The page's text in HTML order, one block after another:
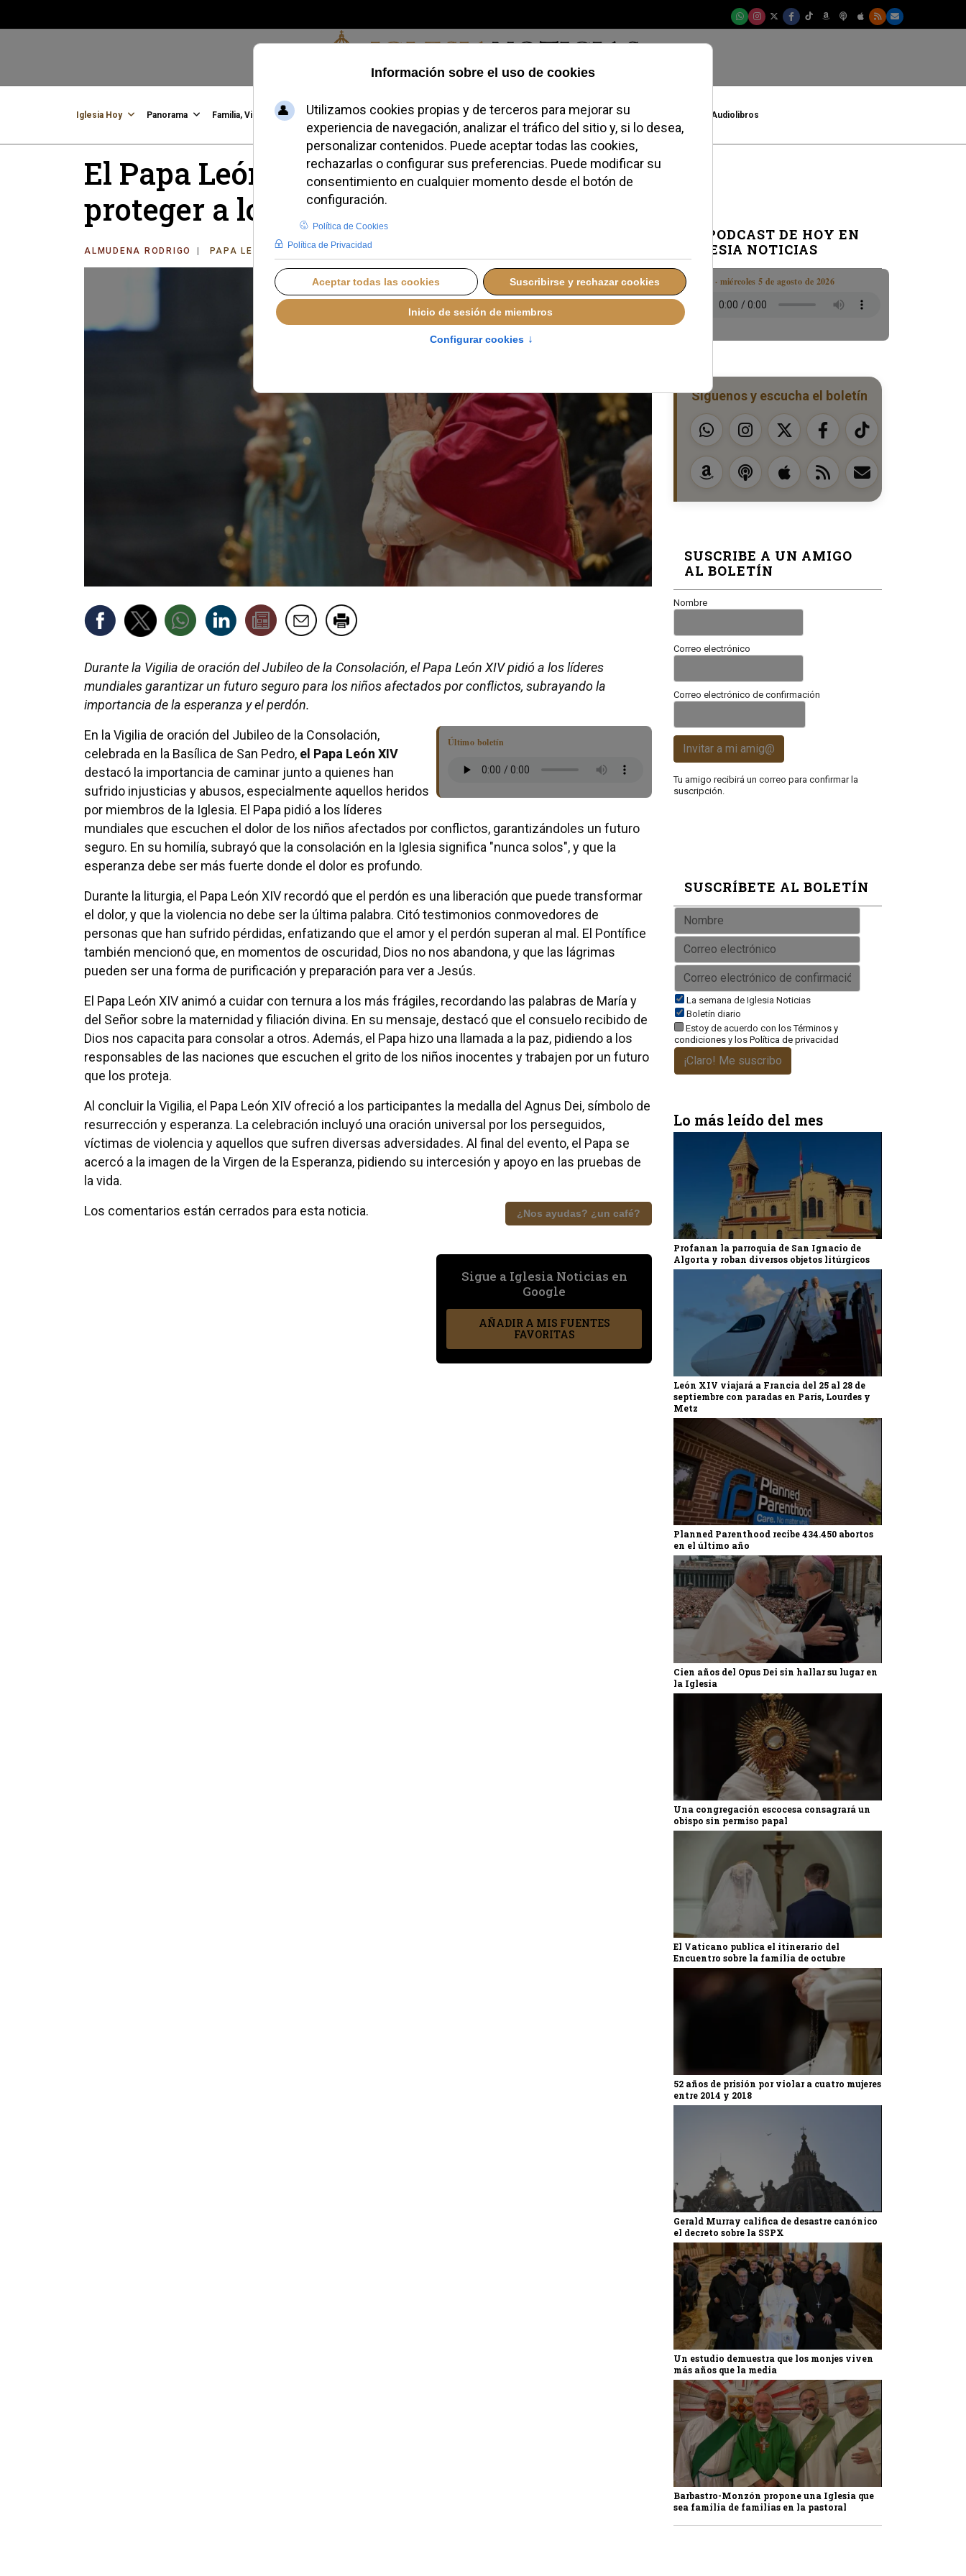
Jueves, 06 de agosto de 2026
Iglesia Hoy Panorama Familia, Vida, Identidad Credofobiómetro Blogs Temas Buscar #JovenesConFe Podcast Audiolibros
El Papa León XIV pide a los líderes
proteger a los niños en los conflictos
ALMUDENA RODRIGO PAPA LEÓN XIV LUNES, 15 SEPTIEMBRE 2025 19:04
Durante la Vigilia de oración del Jubileo de la Consolación, el Papa León XIV pidió a los líderes
mundiales garantizar un futuro seguro para los niños afectados por conflictos, subrayando la
importancia de la esperanza y el perdón.
Último boletín
En la Vigilia de oración del Jubileo de la Consolación,
celebrada en la Basílica de San Pedro, el Papa León XIV
destacó la importancia de caminar junto a quienes han
sufrido injusticias y abusos, especialmente aquellos heridos
por miembros de la Iglesia. El Papa pidió a los líderes
mundiales que escuchen el dolor de los niños afectados por conflictos, garantizándoles un futuro
seguro. En su homilía, subrayó que la consolación en la Iglesia significa "nunca solos", y que la
esperanza debe ser más fuerte donde el dolor es profundo.
Durante la liturgia, el Papa León XIV recordó que el perdón es una liberación que puede transformar
el dolor, y que la violencia no debe ser la última palabra. Citó testimonios conmovedores de
personas que han sufrido pérdidas, enfatizando que el amor y el perdón superan al mal. El Pontífice
también mencionó que, en momentos de oscuridad, Dios no nos abandona, y que las lágrimas
pueden ser una forma de purificación y preparación para ver a Jesús.
El Papa León XIV animó a cuidar con ternura a los más frágiles, recordando las palabras de María y
del Señor sobre la maternidad y filiación divina. En su mensaje, destacó que el consuelo recibido de
Dios nos capacita para consolar a otros. Además, el Papa hizo una llamada a la paz, pidiendo a los
responsables de las naciones que escuchen el grito de los niños inocentes y trabajen por un futuro
que los proteja.
Al concluir la Vigilia, el Papa León XIV ofreció a los participantes la medalla del Agnus Dei, símbolo de
resurrección y esperanza. La celebración incluyó una oración universal por los perseguidos,
víctimas de violencia y aquellos que sufren diversas adversidades. Al final del evento, el Papa se
acercó a la imagen de la Virgen de la Esperanza, pidiendo su intercesión y apoyo en las pruebas de
la vida.
¿Nos ayudas? ¿un café?
Los comentarios están cerrados para esta noticia.
Sigue a Iglesia Noticias en
Google
AÑADIR A MIS FUENTES
FAVORITAS
EL PODCAST DE HOY EN
IGLESIA NOTICIAS
Boletín · miércoles 5 de agosto de 2026
Síguenos y escucha el boletín
SUSCRIBE A UN AMIGO
AL BOLETÍN
Nombre
Correo electrónico
Correo electrónico de confirmación
Invitar a mi amig@
Tu amigo recibirá un correo para confirmar la
suscripción.
SUSCRÍBETE AL BOLETÍN
La semana de Iglesia Noticias
Boletín diario
Estoy de acuerdo con losTérminos y
condiciones y los Política de privacidad
¡Claro! Me suscribo
Lo más leído del mes
Profanan la parroquia de San Ignacio de
Algorta y roban diversos objetos litúrgicos
León XIV viajará a Francia del 25 al 28 de
septiembre con paradas en París, Lourdes y
Metz
Planned Parenthood recibe 434.450 abortos
en el último año
Cien años del Opus Dei sin hallar su lugar en
la Iglesia
Una congregación escocesa consagrará un
obispo sin permiso papal
El Vaticano publica el itinerario del
Encuentro sobre la familia de octubre
52 años de prisión por violar a cuatro mujeres
entre 2014 y 2018
Gerald Murray califica de desastre canónico
el decreto sobre la SSPX
Un estudio demuestra que los monjes viven
más años que la media
Barbastro-Monzón propone una Iglesia que
sea familia de familias en la pastoral